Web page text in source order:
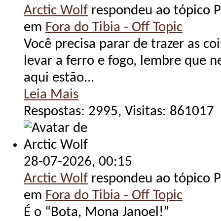
Arctic Wolf respondeu ao tópico
em Fora do Tibia - Off Topic
Você precisa parar de trazer as
levar a ferro e fogo, lembre que
aqui estão...
Leia Mais
Respostas: 2995, Visitas: 861017
28-07-2026, 00:15
Arctic Wolf respondeu ao tópico
em Fora do Tibia - Off Topic
É o “Bota, Mona Janoel!”